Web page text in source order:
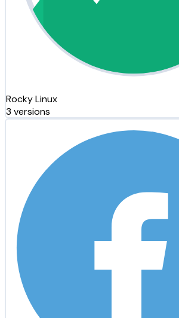
Rocky Linux
3 versions